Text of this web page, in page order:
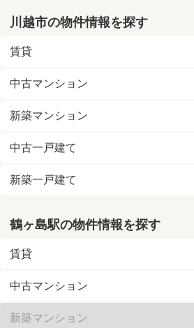
川越市の物件情報を探す
賃貸
中古マンション
新築マンション
中古一戸建て
新築一戸建て
鶴ヶ島駅の物件情報を探す
賃貸
中古マンション
新築マンション